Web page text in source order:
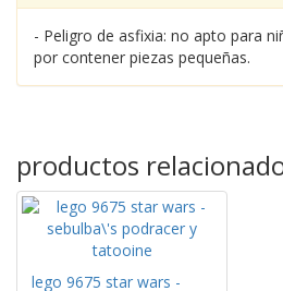
- Peligro de asfixia: no apto para
por contener piezas pequeñas.
productos
lego 9675 star wars -